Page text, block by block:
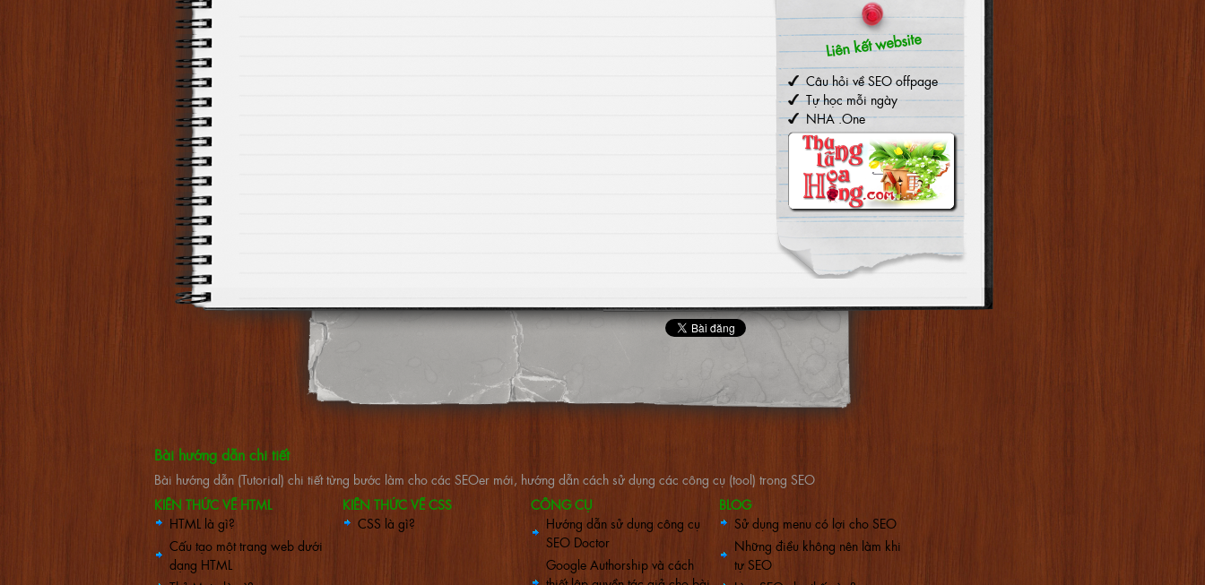
Liên kết website
Câu hỏi về SEO offpage
Tự học mỗi ngày
NHA .One
Bài hướng dẫn chi tiết
Bài hướng dẫn (Tutorial) chi tiết từng bước làm cho các SEOer mới, hướng dẫn cách sử dụng các công cụ (tool) trong SEO
KIẾN THỨC VỀ HTML
HTML là gì?
Cấu tạo một trang web dưới
dạng HTML
KIẾN THỨC VỀ CSS
CSS là gì?
CÔNG CỤ
Hướng dẫn sử dụng công cụ
SEO Doctor
Google Authorship và cách
BLOG
Sử dụng menu có lợi cho SEO
Những điều không nên làm khi
tự SEO